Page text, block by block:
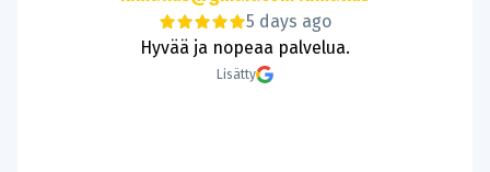
5 days ago
Hyvää ja nopeaa palvelua.
Lisätty